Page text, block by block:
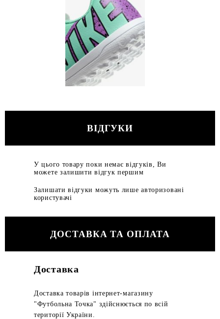
ВІДГУКИ
У цього товару поки немає відгуків, Ви
можете залишити відгук першим
Залишати відгуки можуть лише авторизовані
користувачі
ДОСТАВКА ТА ОПЛАТА
Доставка
Доставка товарів інтернет-магазину
"Футбольна Точка" здійснюється по всій
території України.